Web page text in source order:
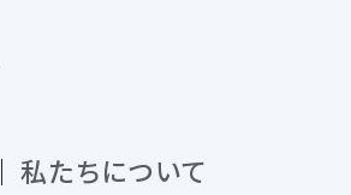
私たちについて